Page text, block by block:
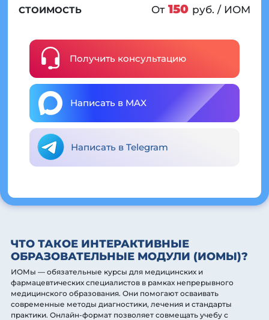
СТОИМОСТЬ От 150 руб. / ИОМ
Получить консультацию
Написать в MAX
Написать в Telegram
ЧТО ТАКОЕ ИНТЕРАКТИВНЫЕ
ОБРАЗОВАТЕЛЬНЫЕ МОДУЛИ (ИОМЫ)?
ИОМы — обязательные курсы для медицинских и
фармацевтических специалистов в рамках непрерывного
медицинского образования. Они помогают осваивать
современные методы диагностики, лечения и стандарты
практики. Онлайн-формат позволяет совмещать учебу с